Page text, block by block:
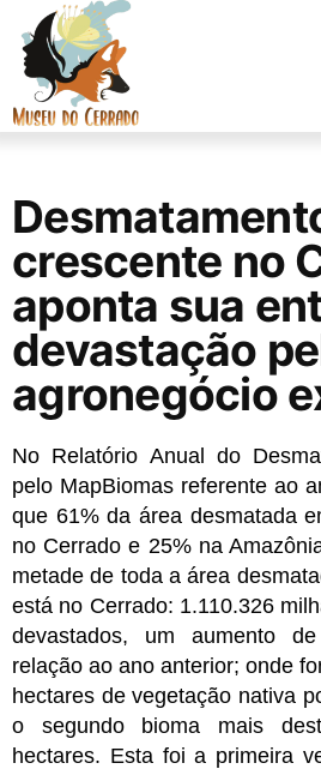
crescente no
aponta sua
devastação
agronegócio
No Relatório Anual do
pelo MapBiomas referente ao
que 61% da área desmatada
no Cerrado e 25% na
metade de toda a área
está no Cerrado: 1.110.326
devastados, um aumento
relação ao ano anterior; onde
hectares de vegetação nativa
o segundo bioma mais
hectares. Esta foi a primeira